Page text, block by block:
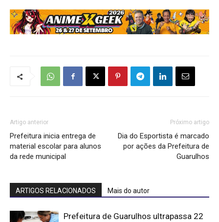
Artigo anterior
Prefeitura inicia entrega de
material escolar para alunos
da rede municipal
Próximo artigo
Dia do Esportista é marcado
por ações da Prefeitura de
Guarulhos
ARTIGOS RELACIONADOS Mais do autor
Prefeitura de Guarulhos ultrapassa 22